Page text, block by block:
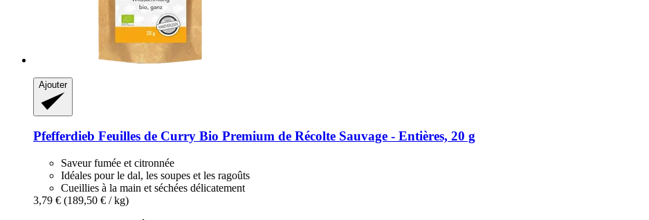
Ajouter
Pfefferdieb Feuilles de Curry Bio Premium de Récolte Sauvage -​ Entières, 20 g
Saveur fumée et citronnée
Idéales pour le dal, les soupes et les ragoûts
Cueillies à la main et séchées délicatement
3,79 € (189,50 € / kg)